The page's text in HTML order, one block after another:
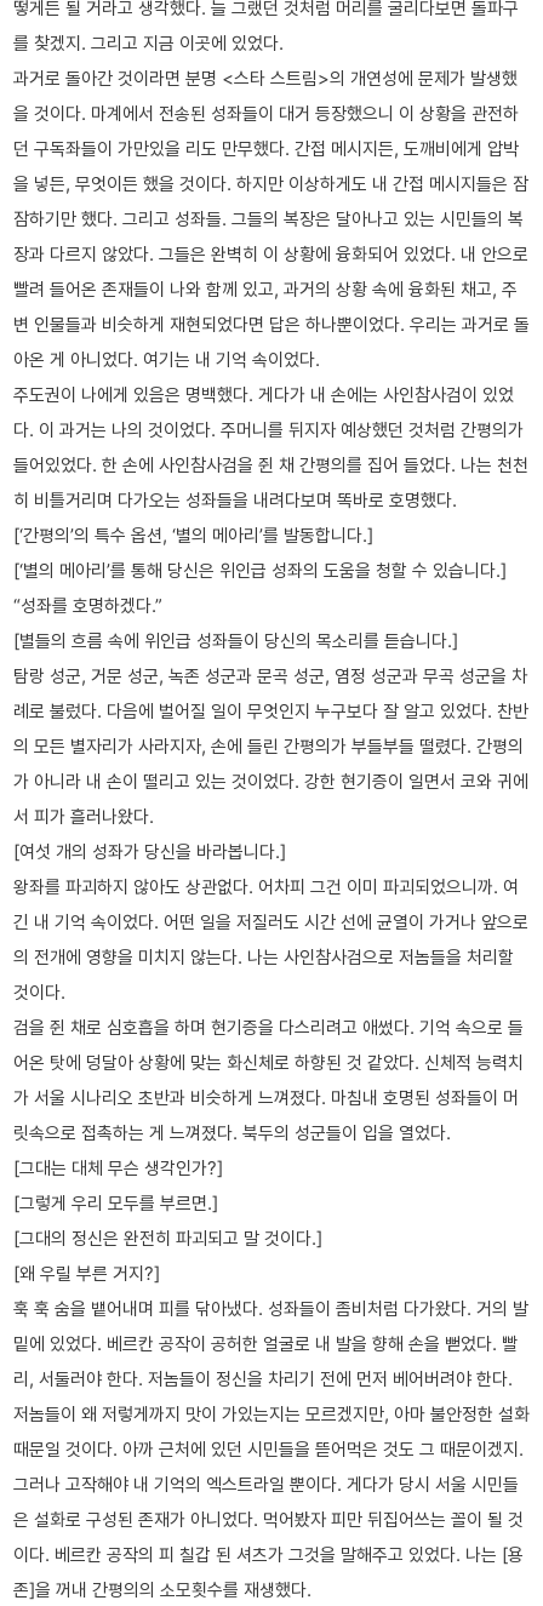
떻게든 될 거라고 생각했다. 늘 그랬던 것처럼 머리를 굴리다보면 돌파구
를 찾겠지. 그리고 지금 이곳에 있었다.
과거로 돌아간 것이라면 분명 <스타 스트림>의 개연성에 문제가 발생했
을 것이다. 마계에서 전송된 성좌들이 대거 등장했으니 이 상황을 관전하
던 구독좌들이 가만있을 리도 만무했다. 간접 메시지든, 도깨비에게 압박
을 넣든, 무엇이든 했을 것이다. 하지만 이상하게도 내 간접 메시지들은 잠
잠하기만 했다. 그리고 성좌들. 그들의 복장은 달아나고 있는 시민들의 복
장과 다르지 않았다. 그들은 완벽히 이 상황에 융화되어 있었다. 내 안으로
빨려 들어온 존재들이 나와 함께 있고, 과거의 상황 속에 융화된 채고, 주
변 인물들과 비슷하게 재현되었다면 답은 하나뿐이었다. 우리는 과거로 돌
아온 게 아니었다. 여기는 내 기억 속이었다.
주도권이 나에게 있음은 명백했다. 게다가 내 손에는 사인참사검이 있었
다. 이 과거는 나의 것이었다. 주머니를 뒤지자 예상했던 것처럼 간평의가
들어있었다. 한 손에 사인참사검을 쥔 채 간평의를 집어 들었다. 나는 천천
히 비틀거리며 다가오는 성좌들을 내려다보며 똑바로 호명했다.
[‘간평의’의 특수 옵션, ‘별의 메아리’를 발동합니다.]
[‘별의 메아리’를 통해 당신은 위인급 성좌의 도움을 청할 수 있습니다.]
“성좌를 호명하겠다.”
[별들의 흐름 속에 위인급 성좌들이 당신의 목소리를 듣습니다.]
탐랑 성군, 거문 성군, 녹존 성군과 문곡 성군, 염정 성군과 무곡 성군을 차
례로 불렀다. 다음에 벌어질 일이 무엇인지 누구보다 잘 알고 있었다. 찬반
의 모든 별자리가 사라지자, 손에 들린 간평의가 부들부들 떨렸다. 간평의
가 아니라 내 손이 떨리고 있는 것이었다. 강한 현기증이 일면서 코와 귀에
서 피가 흘러나왔다.
[여섯 개의 성좌가 당신을 바라봅니다.]
왕좌를 파괴하지 않아도 상관없다. 어차피 그건 이미 파괴되었으니까. 여
긴 내 기억 속이었다. 어떤 일을 저질러도 시간 선에 균열이 가거나 앞으로
의 전개에 영향을 미치지 않는다. 나는 사인참사검으로 저놈들을 처리할
것이다.
검을 쥔 채로 심호흡을 하며 현기증을 다스리려고 애썼다. 기억 속으로 들
어온 탓에 덩달아 상황에 맞는 화신체로 하향된 것 같았다. 신체적 능력치
가 서울 시나리오 초반과 비슷하게 느껴졌다. 마침내 호명된 성좌들이 머
릿속으로 접촉하는 게 느껴졌다. 북두의 성군들이 입을 열었다.
[그대는 대체 무슨 생각인가?]
[그렇게 우리 모두를 부르면.]
[그대의 정신은 완전히 파괴되고 말 것이다.]
[왜 우릴 부른 거지?]
훅 훅 숨을 뱉어내며 피를 닦아냈다. 성좌들이 좀비처럼 다가왔다. 거의 발
밑에 있었다. 베르칸 공작이 공허한 얼굴로 내 발을 향해 손을 뻗었다. 빨
리, 서둘러야 한다. 저놈들이 정신을 차리기 전에 먼저 베어버려야 한다.
저놈들이 왜 저렇게까지 맛이 가있는지는 모르겠지만, 아마 불안정한 설화
때문일 것이다. 아까 근처에 있던 시민들을 뜯어먹은 것도 그 때문이겠지.
그러나 고작해야 내 기억의 엑스트라일 뿐이다. 게다가 당시 서울 시민들
은 설화로 구성된 존재가 아니었다. 먹어봤자 피만 뒤집어쓰는 꼴이 될 것
이다. 베르칸 공작의 피 칠갑 된 셔츠가 그것을 말해주고 있었다. 나는 [용
존]을 꺼내 간평의의 소모횟수를 재생했다.